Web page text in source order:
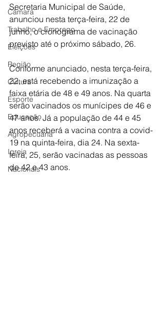
Câmara
Trabalho e Emprego
Eleições
Região
Cultura
Esporte
Educação
Agropecuária
Igreja
Nacionais
Secretaria Municipal de Saúde,
anunciou nesta terça-feira, 22 de
junho, o cronograma de vacinação
previsto até o próximo sábado, 26.
Conforme anunciado, nesta terça-feira,
22, está recebendo a imunização a
faixa etária de 48 e 49 anos. Na quarta
serão vacinados os munícipes de 46 e
47 anos. Já a população de 44 e 45
anos receberá a vacina contra a covid-
19 na quinta-feira, dia 24. Na sexta-
feira, 25, serão vacinadas as pessoas
de 42 e 43 anos.